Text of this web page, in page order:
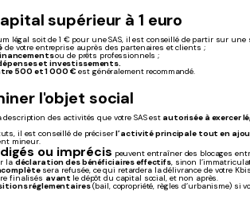
supérieur à 1 euro
légal soit de 1 € pour une SAS, il est conseillé de partir sur une
de votre entreprise auprès des partenaires et clients ;
ou de prêts professionnels ;
et investissements.
500 et 1 000 € est généralement recommandé.
l'objet social
description des activités que votre SAS est autorisée à exercer
il est conseillé de préciserl’activité principale tout en
mineur.
ou imprécis peuvent entraîner des blocages
la déclaration des bénéficiaires effectifs, sinon
sera refusée, ce qui retardera la délivrance de votre
finalisés avant le dépôt du capital social, et non après.
réglementaires(bail, copropriété, règles d’urbanisme) si